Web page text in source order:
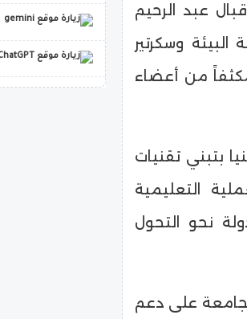
عبد الرحيم
وسكرتير
من أعضاء
بتبني تقنيات
التعليمية
نحو التحول
على دعم